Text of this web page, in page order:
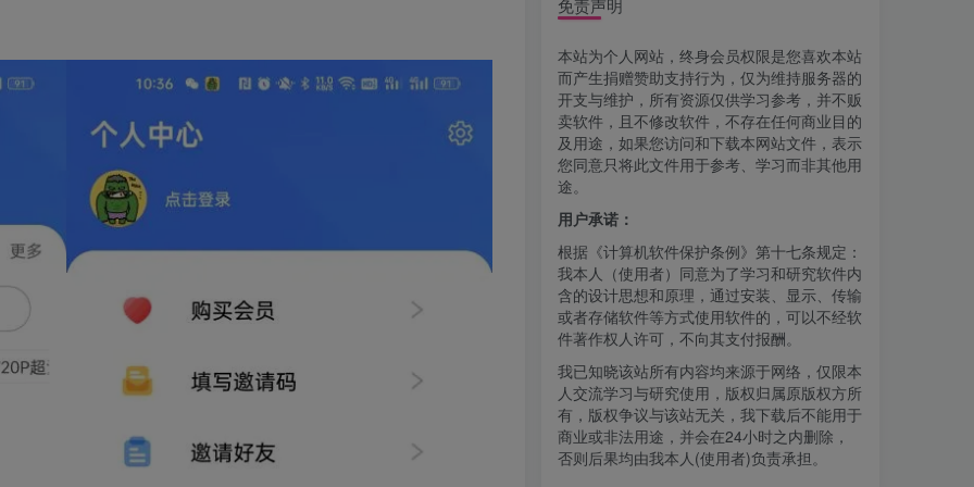
免责声明
本站为个人网站，终身会员权限是您喜欢本站
而产生捐赠赞助支持行为，仅为维持服务器的
开支与维护，所有资源仅供学习参考，并不贩
卖软件，且不修改软件，不存在任何商业目的
及用途，如果您访问和下载本网站文件，表示
您同意只将此文件用于参考、学习而非其他用
途。
用户承诺：
根据《计算机软件保护条例》第十七条规定：
我本人（使用者）同意为了学习和研究软件内
含的设计思想和原理，通过安装、显示、传输
或者存储软件等方式使用软件的，可以不经软
件著作权人许可，不向其支付报酬。
我已知晓该站所有内容均来源于网络，仅限本
人交流学习与研究使用，版权归属原版权方所
有，版权争议与该站无关，我下载后不能用于
商业或非法用途，并会在24小时之内删除，
否则后果均由我本人(使用者)负责承担。